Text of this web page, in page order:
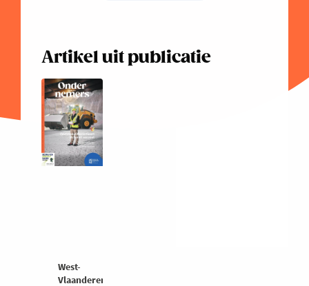
Artikel uit publicatie
West-
Vlaanderen